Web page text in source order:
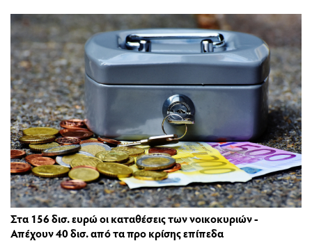
Στα 156 δισ. ευρώ οι καταθέσεις των νοικοκυριών -
Απέχουν 40 δισ. από τα προ κρίσης επίπεδα